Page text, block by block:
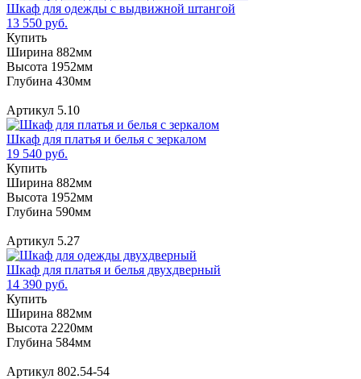
Шкаф для одежды с выдвижной штангой
13 550 руб.
Купить
Ширина 882мм
Высота 1952мм
Глубина 430мм
Артикул 5.10
Шкаф для платья и белья с зеркалом
19 540 руб.
Купить
Ширина 882мм
Высота 1952мм
Глубина 590мм
Артикул 5.27
Шкаф для платья и белья двухдверный
14 390 руб.
Купить
Ширина 882мм
Высота 2220мм
Глубина 584мм
Артикул 802.54-54